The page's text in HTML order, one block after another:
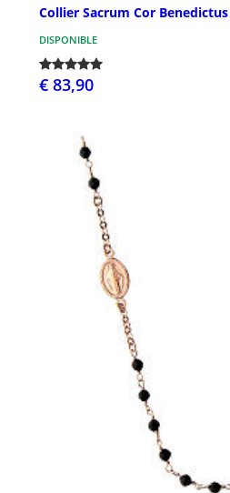
Collier Sacrum Cor
DISPONIBLE
€ 83,90